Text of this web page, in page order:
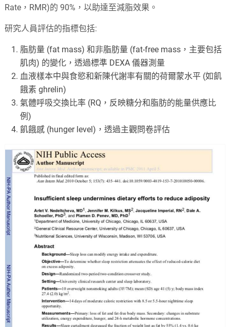
Rate，RMR)的 90%，以助達至減脂效果。
研究人員評估的指標包括:
脂肪量 (fat mass) 和非脂肪量 (fat-free mass，主要包括
肌肉) 的變化，透過標準 DEXA 儀器測量
血液樣本中與食慾和新陳代謝率有關的荷爾蒙水平 (如飢
餓素 ghrelin)
氣體呼吸交換比率 (RQ，反映糖分和脂肪的能量供應比
例)
飢餓感 (hunger level)，透過主觀問卷評估